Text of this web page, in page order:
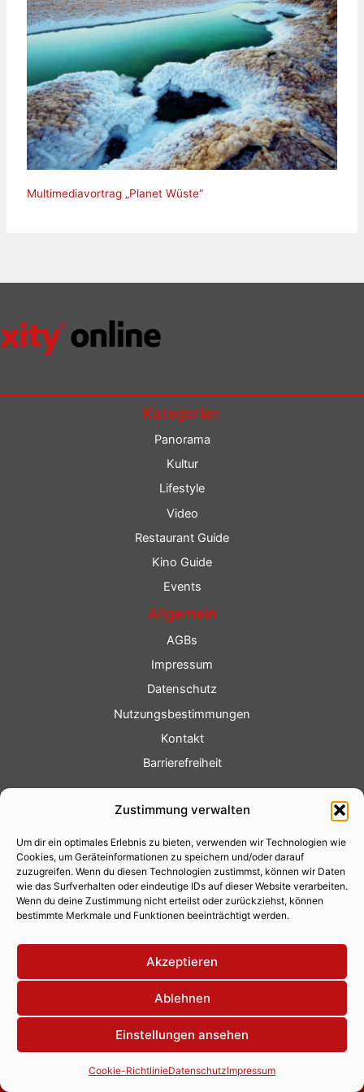
Zustimmung verwalten
Um dir ein optimales Erlebnis zu bieten, verwenden wir Technologien wie
Cookies, um Geräteinformationen zu speichern und/oder darauf
zuzugreifen. Wenn du diesen Technologien zustimmst, können wir Daten
wie das Surfverhalten oder eindeutige IDs auf dieser Website verarbeiten.
Wenn du deine Zustimmung nicht erteilst oder zurückziehst, können
bestimmte Merkmale und Funktionen beeinträchtigt werden.
Akzeptieren
Ablehnen
Einstellungen ansehen
Cookie-RichtlinieDatenschutzImpressum
Multimediavortrag „Planet Wüste“
Kategorien
Panorama
Kultur
Lifestyle
Video
Restaurant Guide
Kino Guide
Events
Allgemein
AGBs
Impressum
Datenschutz
Nutzungsbestimmungen
Kontakt
Barrierefreiheit
Fotoservice
Videoservice
Werbung
Contenterstellung
Lokalnachrichten
Lokalfernsehen
Eventkalender